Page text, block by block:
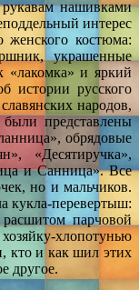
нашивками
интерес
женского костюма:
украшенные
и яркий
истории русского
народов,
представлены
обрядовые
«Десятиручка»,
и Санница». Все
но и мальчиков.
кукла-перевертыш:
расшитом парчовой
хлопотунью
кто и как шил этих
другое.